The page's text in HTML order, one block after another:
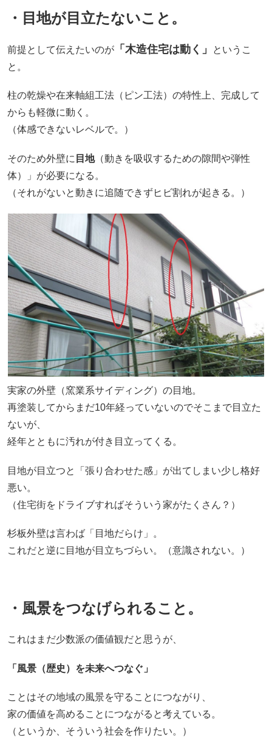
・目地が目立たないこと。
前提として伝えたいのが「木造住宅は動く」
というこ
と。
柱の乾燥や在来軸組工法（ピン工法）の特性上、完成して
からも軽微に動く。
（体感できないレベルで。）
そのため外壁に 目地（動きを吸収するための隙間や弾性
体）」が必要になる。
（それがないと動きに追随できずヒビ割れが起きる。）
実家の外壁（窯業系サイディング）の目地。
再塗装してからまだ10年経っていないのでそこまで目立た
ないが、
経年とともに汚れが付き目立ってくる。
目地が目立つと「張り合わせた感」が出てしまい少し格好
悪い。
（住宅街をドライブすればそういう家がたくさん？）
杉板外壁は言わば「目地だらけ」。
これだと逆に目地が目立ちづらい。（意識されない。）
・風景をつなげられること。
これはまだ少数派の価値観だと思うが、
「風景（歴史）を未来へつなぐ」
ことはその地域の風景を守ることにつながり、
家の価値を高めることにつながると考えている。
（というか、そういう社会を作りたい。）